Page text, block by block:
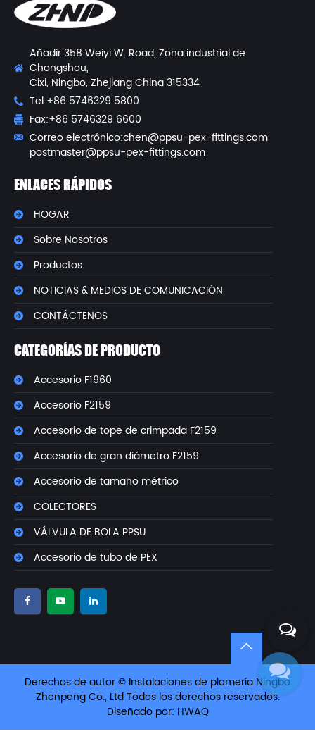
Añadir:358 Weiyi W. Road, Zona industrial de
Chongshou,
Cixi, Ningbo, Zhejiang China 315334
Tel:+86 5746329 5800
Fax:+86 5746329 6600
Correo electrónico:chen@ppsu-pex-fittings.com
postmaster@ppsu-pex-fittings.com
ENLACES RÁPIDOS
HOGAR
Sobre Nosotros
Productos
NOTICIAS & MEDIOS DE COMUNICACIÓN
CONTÁCTENOS
CATEGORÍAS DE PRODUCTO
Accesorio F1960
Accesorio F2159
Accesorio de tope de crimpada F2159
Accesorio de gran diámetro F2159
Accesorio de tamaño métrico
COLECTORES
VÁLVULA DE BOLA PPSU
Accesorio de tubo de PEX
Derechos de autor © Instalaciones de plomería Ningbo
Zhenpeng Co., Ltd Todos los derechos reservados.
Diseñado por: HWAQ